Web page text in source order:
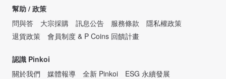
幫助 / 政策
問與答
大宗採購 訊息公告 服務條款
隱私權政策
退貨政策
會員制度 & P Coins 回饋計畫
認識 Pinkoi
關於我們
媒體報導 全新 Pinkoi
ESG 永續發展